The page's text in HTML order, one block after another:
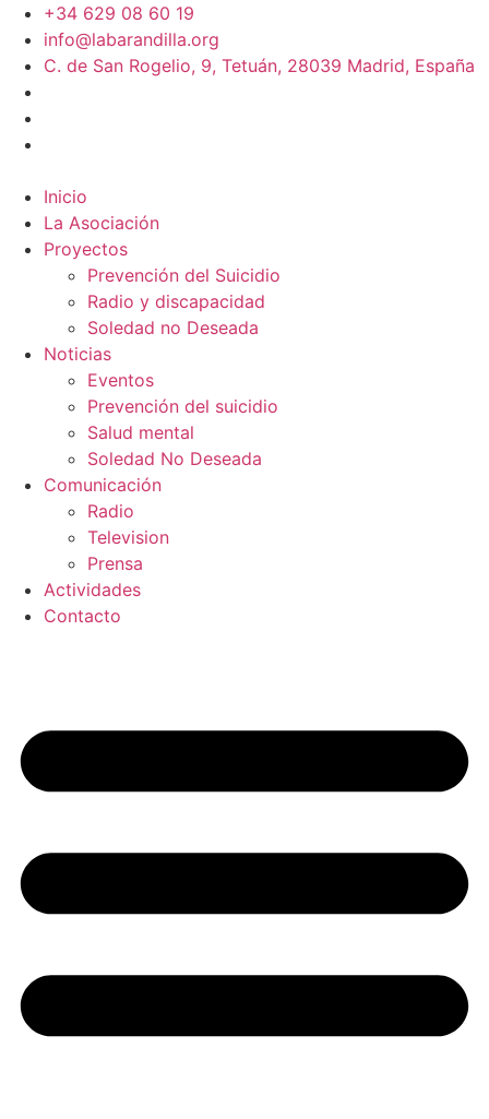
+34 629 08 60 19
info@labarandilla.org
C. de San Rogelio, 9, Tetuán, 28039 Madrid, España
Inicio
La Asociación
Proyectos
Prevención del Suicidio
Radio y discapacidad
Soledad no Deseada
Noticias
Eventos
Prevención del suicidio
Salud mental
Soledad No Deseada
Comunicación
Radio
Television
Prensa
Actividades
Contacto